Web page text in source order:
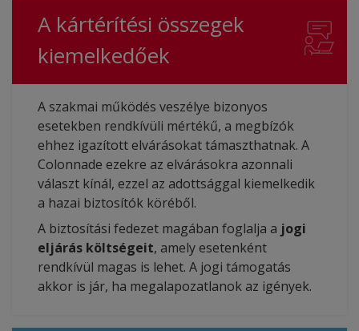
A kártérítési összegek
kiemelkedőek
A szakmai működés veszélye bizonyos
esetekben rendkívüli mértékű, a megbízók
ehhez igazított elvárásokat támaszthatnak. A
Colonnade ezekre az elvárásokra azonnali
választ kínál, ezzel az adottsággal kiemelkedik
a hazai biztosítók köréből.
A biztosítási fedezet magában foglalja a jogi
eljárás költségeit, amely esetenként
rendkívül magas is lehet. A jogi támogatás
akkor is jár, ha megalapozatlanok az igények.